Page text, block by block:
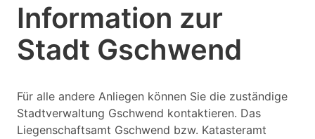
Information zur
Stadt Gschwend
Für alle andere Anliegen können Sie die zuständige
Stadtverwaltung Gschwend kontaktieren. Das
Liegenschaftsamt Gschwend bzw. Katasteramt